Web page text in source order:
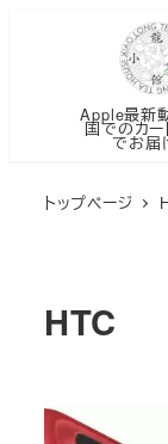
Apple最新
国でのカー
でお届
トップページ
HTC